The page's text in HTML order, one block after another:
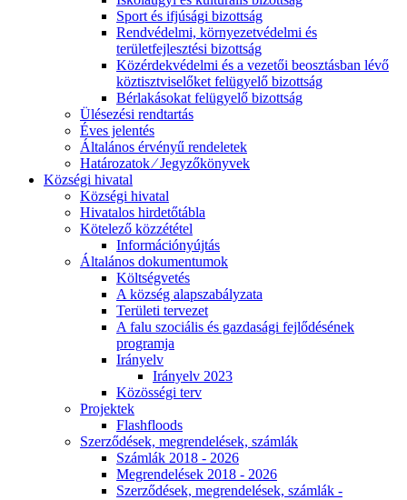
Sport és ifjúsági bizottság
Rendvédelmi, környezetvédelmi és
területfejlesztési bizottság
Közérdekvédelmi és a vezetői beosztásban lévő
köztisztviselőket felügyelő bizottság
Bérlakásokat felügyelő bizottság
Ülésezési rendtartás
Éves jelentés
Általános érvényű rendeletek
Határozatok ⁄ Jegyzőkönyvek
Községi hivatal
Községi hivatal
Hivatalos hirdetőtábla
Kötelező közzététel
Információnyújtás
Általános dokumentumok
Költségvetés
A község alapszabályzata
Területi tervezet
A falu szociális és gazdasági fejlődésének
programja
Irányelv
Irányelv 2023
Közösségi terv
Projektek
Flashfloods
Szerződések, megrendelések, számlák
Számlák 2018 - 2026
Megrendelések 2018 - 2026
Szerződések, megrendelések, számlák -